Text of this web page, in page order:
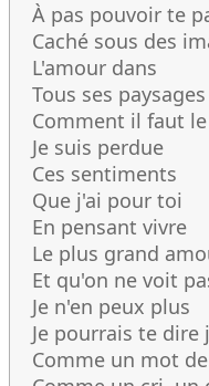
À pas pouvoir te
Caché sous des
L'amour dans
Tous ses paysages
Comment il faut
Je suis perdue
Ces sentiments
Que j'ai pour toi
En pensant vivre
Le plus grand
Et qu'on ne voit
Je n'en peux plus
Je pourrais te dire
Comme un mot